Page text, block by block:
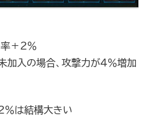
率＋2％
加入の場合、攻撃力が4％増加
％は結構大きい